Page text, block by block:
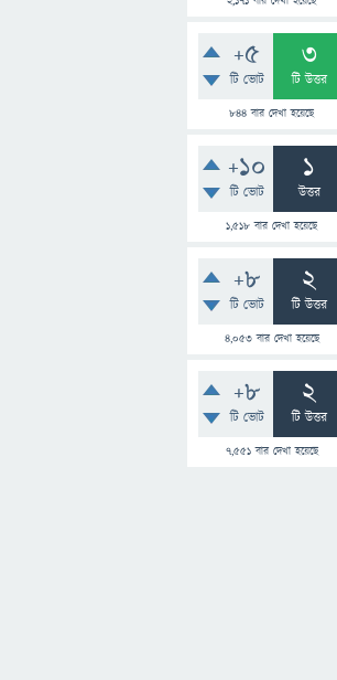
+5
টি ভোট
3
টি উত্তর
844 বার দেখা হয়েছে
+10
টি ভোট
1
উত্তর
1,518 বার দেখা হয়েছে
+8
টি ভোট
2
টি উত্তর
4,053বার দেখা হয়েছে
+8
টি ভোট
2
টি উত্তর
7,551বার দেখা হয়েছে